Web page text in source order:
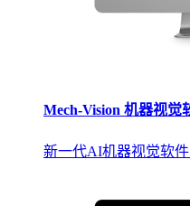
Mech-Vision 机器视觉
新一代AI机器视觉软